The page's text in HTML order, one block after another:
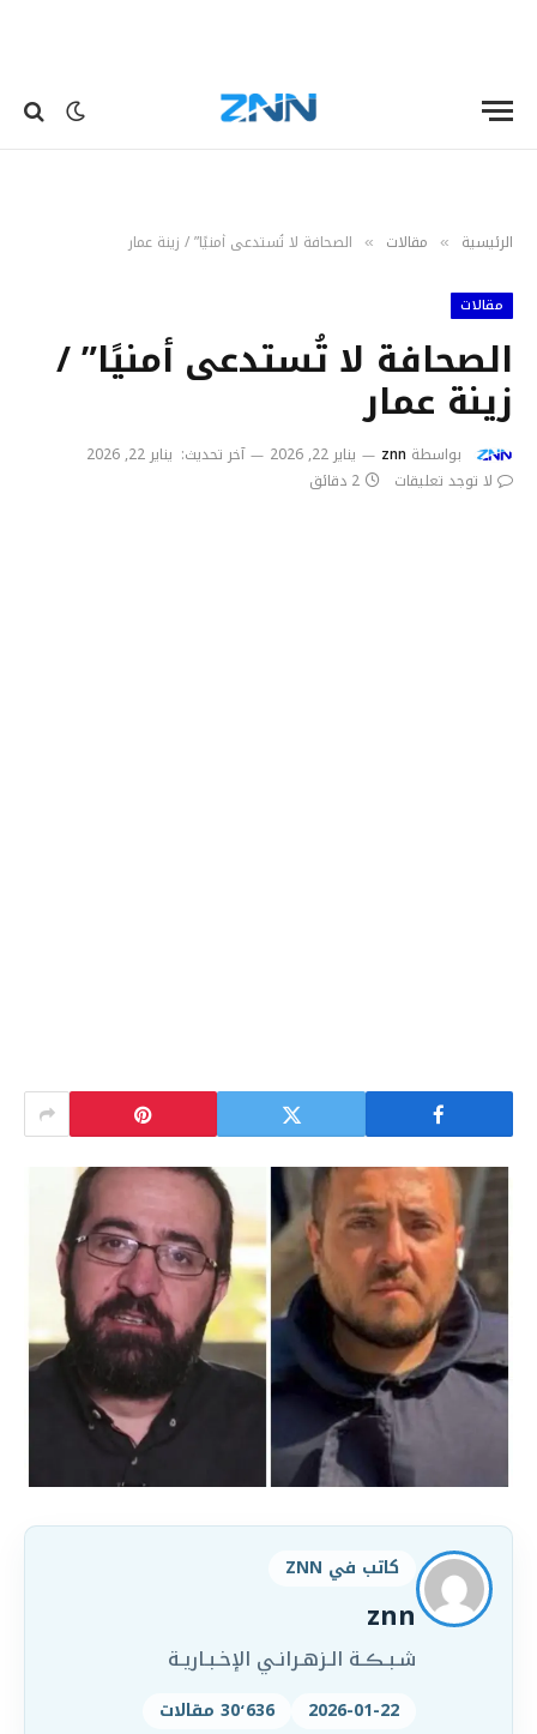
الرئيسية » مقالات » الصحافة لا تُستدعى أمنيًا” / زينة عمار
مقالات
الصحافة لا تُستدعى أمنيًا” /
زينة عمار
بواسطة znn يناير 22, 2026 آخر تحديث: يناير 22, 2026
لا توجد تعليقات
2 دقائق
كاتب في ZNN
znn
شـبـڪـة الـزهـرانـي الإخـبـاريـة
2026-01-22 30٬636 مقالات